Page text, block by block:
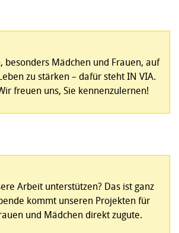
besonders Mädchen und Frauen, auf
zu stärken – dafür steht IN VIA.
freuen uns, Sie kennenzulernen!
Arbeit unterstützen? Das ist ganz
kommt unseren Projekten für
und Mädchen direkt zugute.